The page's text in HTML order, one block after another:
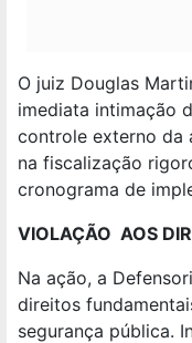
O juiz Douglas
imediata intimação
controle externo da
na fiscalização
cronograma de
VIOLAÇÃO AOS
Na ação, a
direitos
segurança pública.